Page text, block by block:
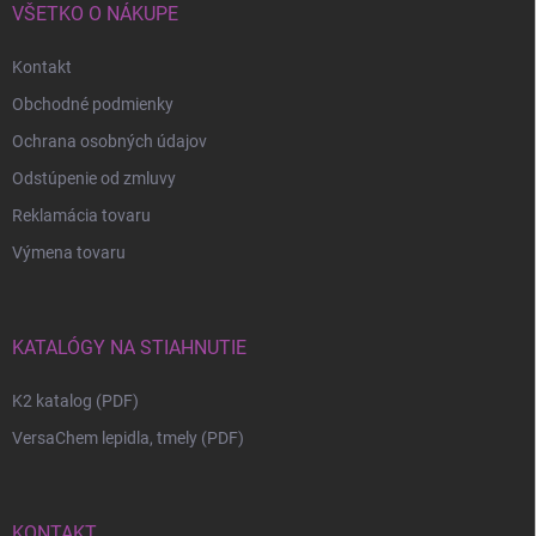
VŠETKO O NÁKUPE
Kontakt
Obchodné podmienky
Ochrana osobných údajov
Odstúpenie od zmluvy
Reklamácia tovaru
Výmena tovaru
KATALÓGY NA STIAHNUTIE
K2 katalog (PDF)
VersaChem lepidla, tmely (PDF)